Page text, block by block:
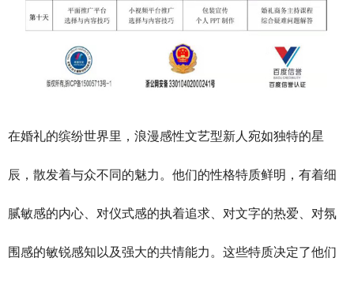
在婚礼的缤纷世界里，浪漫感性文艺型新人宛如独特的星
辰，散发着与众不同的魅力。他们的性格特质鲜明，有着细
腻敏感的内心、对仪式感的执着追求、对文字的热爱、对氛
围感的敏锐感知以及强大的共情能力。这些特质决定了他们